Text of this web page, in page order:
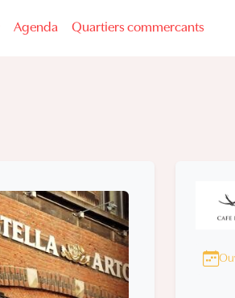
Agenda Quartiers commercants